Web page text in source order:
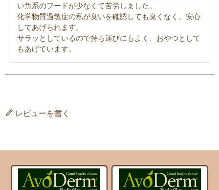
い魚系のフードが少なくて苦労しました。
化学物質過敏症の私が臭いを確認しても臭くなく、安心
してあげられます。
サラッとしているので持ち運びにもよく、おやつとして
もあげています。
レビューを書く